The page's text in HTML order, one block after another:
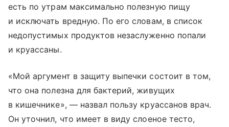
есть по утрам максимально полезную пищу
и исключать вредную. По его словам, в список
недопустимых продуктов незаслуженно попали
и круассаны.
«Мой аргумент в защиту выпечки состоит в том,
что она полезна для бактерий, живущих
в кишечнике», — назвал пользу круассанов врач.
Он уточнил, что имеет в виду слоеное тесто,